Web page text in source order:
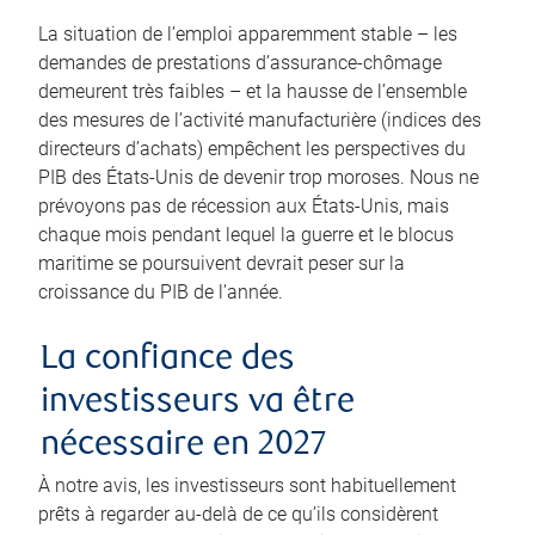
La situation de l’emploi apparemment stable – les
demandes de prestations d’assurance-chômage
demeurent très faibles – et la hausse de l’ensemble
des mesures de l’activité manufacturière (indices des
directeurs d’achats) empêchent les perspectives du
PIB des États-Unis de devenir trop moroses. Nous ne
prévoyons pas de récession aux États-Unis, mais
chaque mois pendant lequel la guerre et le blocus
maritime se poursuivent devrait peser sur la
croissance du PIB de l’année.
La confiance des
investisseurs va être
nécessaire en 2027
À notre avis, les investisseurs sont habituellement
prêts à regarder au-delà de ce qu’ils considèrent